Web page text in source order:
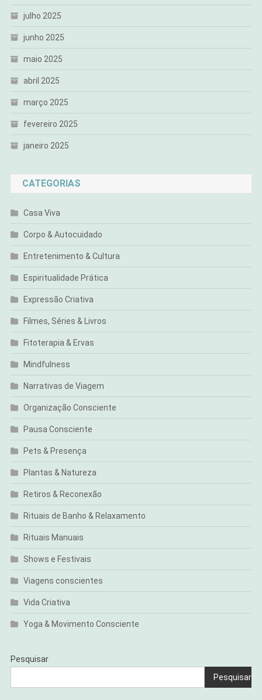
julho 2025
junho 2025
maio 2025
abril 2025
março 2025
fevereiro 2025
janeiro 2025
CATEGORIAS
Casa Viva
Corpo & Autocuidado
Entretenimento & Cultura
Espiritualidade Prática
Expressão Criativa
Filmes, Séries & Livros
Fitoterapia & Ervas
Mindfulness
Narrativas de Viagem
Organização Consciente
Pausa Consciente
Pets & Presença
Plantas & Natureza
Retiros & Reconexão
Rituais de Banho & Relaxamento
Rituais Manuais
Shows e Festivais
Viagens conscientes
Vida Criativa
Yoga & Movimento Consciente
Pesquisar
Pesquisar